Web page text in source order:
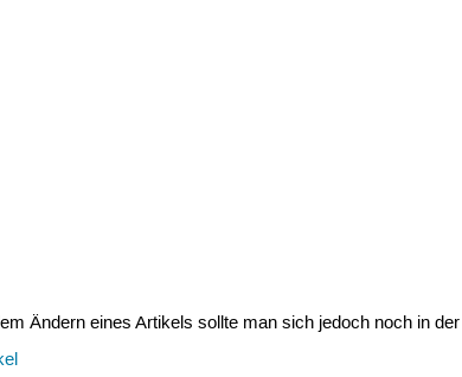
Ändern eines Artikels sollte man sich jedoch noch in